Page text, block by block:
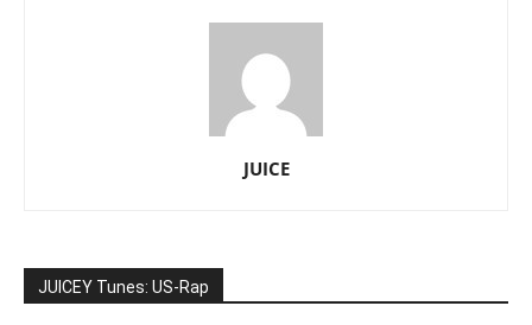
JUICE
JUICEY Tunes: US-Rap